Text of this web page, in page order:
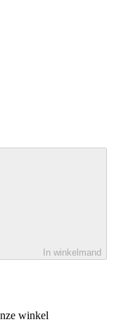
In winkelmand
winkel